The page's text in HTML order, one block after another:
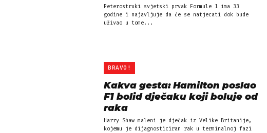
Peterostruki svjetski prvak Formule 1 ima 33
godine i najavljuje da će se natjecati dok bude
uživao u tome...
BRAVO!
Kakva gesta: Hamilton poslao
F1 bolid dječaku koji boluje od
raka
Harry Shaw maleni je dječak iz Velike Britanije,
kojemu je dijagnosticiran rak u terminalnoj fazi